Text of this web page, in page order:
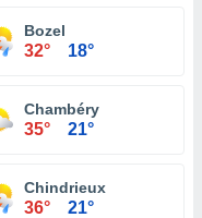
Bozel
32° 18°
Chambéry
35° 21°
Chindrieux
36° 21°